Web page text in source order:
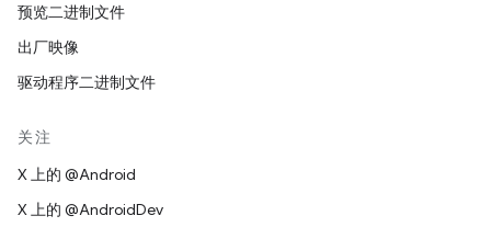
预览二进制文件
出厂映像
驱动程序二进制文件
关注
X 上的 @Android
X 上的 @AndroidDev